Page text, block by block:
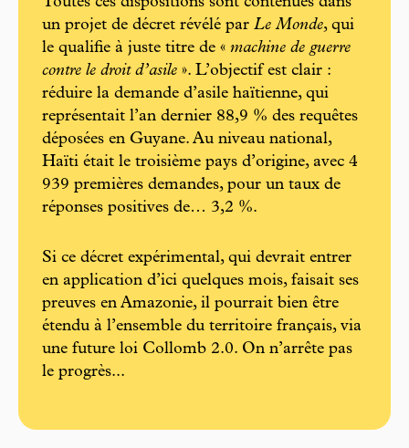
un projet de décret révélé par Le Monde, qui
le qualifie à juste titre de « machine de guerre
contre le droit d’asile ». L’objectif est clair :
réduire la demande d’asile haïtienne, qui
représentait l’an dernier 88,9 % des requêtes
déposées en Guyane. Au niveau national,
Haïti était le troisième pays d’origine, avec 4
939 premières demandes, pour un taux de
réponses positives de… 3,2 %.
Si ce décret expérimental, qui devrait entrer
en application d’ici quelques mois, faisait ses
preuves en Amazonie, il pourrait bien être
étendu à l’ensemble du territoire français, via
une future loi Collomb 2.0. On n’arrête pas
le progrès...